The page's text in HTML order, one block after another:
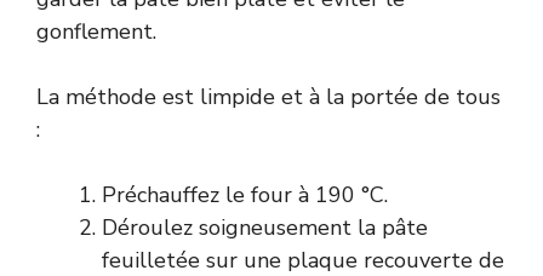
gonflement.
La méthode est limpide et à la portée de tous
:
Préchauffez le four à 190 °C.
Déroulez soigneusement la pâte
feuilletée sur une plaque recouverte de